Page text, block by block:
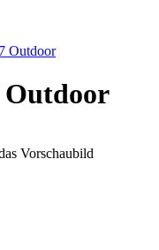
Outdoor
Outdoor
Vorschaubild